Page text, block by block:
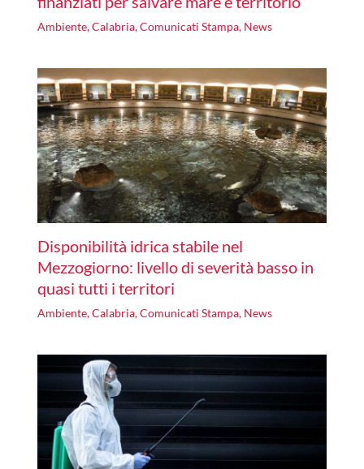
Ambiente,Calabria,Comunicati Stampa, News
Disponibilità idrica stabile nel
Mezzogiorno: livello di severità basso in
quasi tutti i territori
Ambiente,Calabria,Comunicati Stampa, News